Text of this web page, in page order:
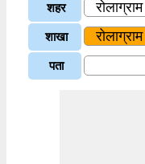
शहर
शाखा
पता